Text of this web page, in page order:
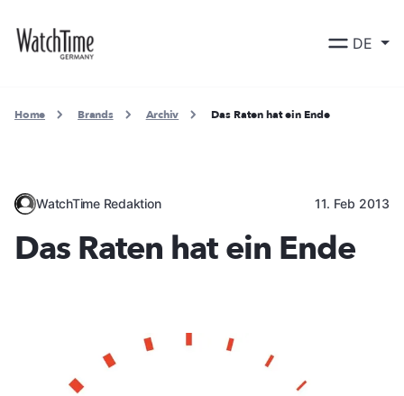
DE
Home Brands Archiv Das Raten hat ein Ende
WatchTime Redaktion 11. Feb 2013
Das Raten hat ein Ende